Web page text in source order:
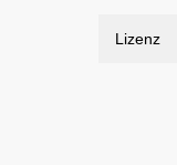
Lizenz